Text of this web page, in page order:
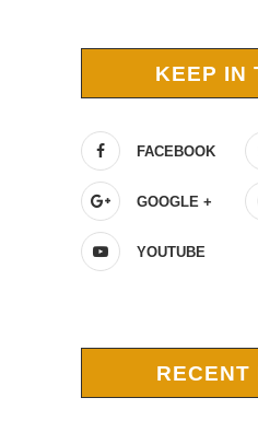
KEEP IN
FACEBOOK
GOOGLE +
YOUTUBE
RECENT